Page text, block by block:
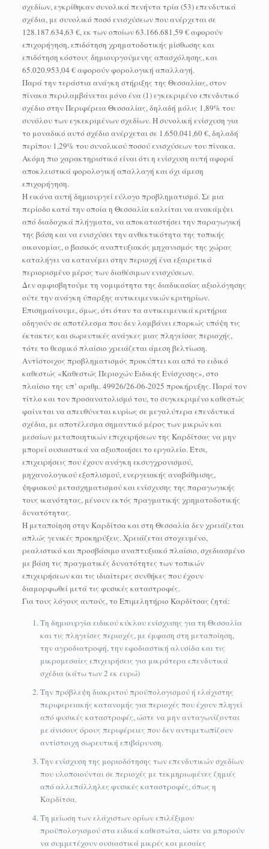
σχεδίων, εγκρίθηκαν συνολικά πενήντα τρία (53) επενδυτικά
σχέδια, με συνολικό ποσό ενισχύσεων που ανέρχεται σε
128.187.634,63 €, εκ των οποίων 63.166.681,59 € αφορούν
επιχορήγηση, επιδότηση χρηματοδοτικής μίσθωσης και
επιδότηση κόστους δημιουργούμενης απασχόλησης, και
65.020.953,04 € αφορούν φορολογική απαλλαγή.
Παρά την τεράστια ανάγκη στήριξης της Θεσσαλίας, στον
πίνακα περιλαμβάνεται μόνο ένα (1) εγκεκριμένο επενδυτικό
σχέδιο στην Περιφέρεια Θεσσαλίας, δηλαδή μόλις 1,89% του
συνόλου των εγκεκριμένων σχεδίων. Η συνολική ενίσχυση για
το μοναδικό αυτό σχέδιο ανέρχεται σε 1.650.041,60 €, δηλαδή
περίπου 1,29% του συνολικού ποσού ενισχύσεων του πίνακα.
Ακόμη πιο χαρακτηριστικό είναι ότι η ενίσχυση αυτή αφορά
αποκλειστικά φορολογική απαλλαγή και όχι άμεση
επιχορήγηση.
Η εικόνα αυτή δημιουργεί εύλογο προβληματισμό. Σε μια
περίοδο κατά την οποία η Θεσσαλία καλείται να ανακάμψει
από διαδοχικά πλήγματα, να αποκαταστήσει την παραγωγική
της βάση και να ενισχύσει την ανθεκτικότητα της τοπικής
οικονομίας, ο βασικός αναπτυξιακός μηχανισμός της χώρας
καταλήγει να κατανέμει στην περιοχή ένα εξαιρετικά
περιορισμένο μέρος των διαθέσιμων ενισχύσεων.
Δεν αμφισβητούμε τη νομιμότητα της διαδικασίας αξιολόγησης
ούτε την ανάγκη ύπαρξης αντικειμενικών κριτηρίων.
Επισημαίνουμε, όμως, ότι όταν τα αντικειμενικά κριτήρια
οδηγούν σε αποτέλεσμα που δεν λαμβάνει επαρκώς υπόψη τις
έκτακτες και σωρευτικές ανάγκες μιας πληγείσας περιοχής,
τότε το θεσμικό πλαίσιο χρειάζεται άμεση βελτίωση.
Αντίστοιχος προβληματισμός προκύπτει και από το ειδικό
καθεστώς «Καθεστώς Περιοχών Ειδικής Ενίσχυσης», στο
πλαίσιο της υπ’ αριθμ. 49926/26-06-2025 προκήρυξης. Παρά τον
τίτλο και τον προσανατολισμό του, το συγκεκριμένο καθεστώς
φαίνεται να απευθύνεται κυρίως σε μεγαλύτερα επενδυτικά
σχέδια, με αποτέλεσμα σημαντικό μέρος των μικρών και
μεσαίων μεταποιητικών επιχειρήσεων της Καρδίτσας να μην
μπορεί ουσιαστικά να αξιοποιήσει το εργαλείο. Έτσι,
επιχειρήσεις που έχουν ανάγκη εκσυγχρονισμού,
μηχανολογικού εξοπλισμού, ενεργειακής αναβάθμισης,
ψηφιακού μετασχηματισμού και ενίσχυσης της παραγωγικής
τους ικανότητας, μένουν εκτός πραγματικής χρηματοδοτικής
δυνατότητας.
Η μεταποίηση στην Καρδίτσα και στη Θεσσαλία δεν χρειάζεται
απλώς γενικές προκηρύξεις. Χρειάζεται στοχευμένο,
ρεαλιστικό και προσβάσιμο αναπτυξιακό πλαίσιο, σχεδιασμένο
με βάση τις πραγματικές δυνατότητες των τοπικών
επιχειρήσεων και τις ιδιαίτερες συνθήκες που έχουν
διαμορφωθεί μετά τις φυσικές καταστροφές.
Για τους λόγους αυτούς, το Επιμελητήριο Καρδίτσας ζητά:
Τη δημιουργία ειδικού κύκλου ενίσχυσης για τη Θεσσαλία
και τις πληγείσες περιοχές, με έμφαση στη μεταποίηση,
την αγροδιατροφή, την εφοδιαστική αλυσίδα και τις
μικρομεσαίες επιχειρήσεις για μικρότερα επενδυτικά
σχέδια (κάτω των 2 εκ ευρώ)
Την πρόβλεψη διακριτού προϋπολογισμού ή ελάχιστης
περιφερειακής κατανομής για περιοχές που έχουν πληγεί
από φυσικές καταστροφές, ώστε να μην ανταγωνίζονται
με άνισους όρους περιφέρειες που δεν αντιμετωπίζουν
αντίστοιχη σωρευτική επιβάρυνση.
Την ενίσχυση της μοριοδότησης των επενδυτικών σχεδίων
που υλοποιούνται σε περιοχές με τεκμηριωμένες ζημιές
από αλλεπάλληλες φυσικές καταστροφές, όπως η
Καρδίτσα.
Τη μείωση των ελάχιστων ορίων επιλέξιμου
προϋπολογισμού στα ειδικά καθεστώτα, ώστε να μπορούν
να συμμετέχουν ουσιαστικά μικρές και μεσαίες